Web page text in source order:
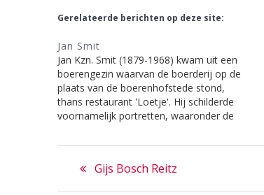
Gerelateerde berichten op deze site:
Jan Smit
Jan Kzn. Smit (1879-1968) kwam uit een
boerengezin waarvan de boerderij op de
plaats van de boerenhofstede stond,
thans restaurant 'Loetje'. Hij schilderde
voornamelijk portretten, waaronder de
Gert Hofstee, Tijmen Peet, Leen
Gert de Leeuw (de bokkenboer), Bram
Bericht
Previous
Gijs Bosch Reitz